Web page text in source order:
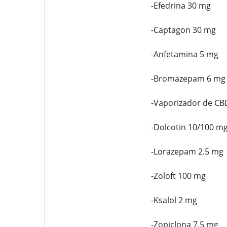
-Efedrina 30 mg
-Captagon 30 mg
-Anfetamina 5 mg
-Bromazepam 6 mg
-Vaporizador de
-Dolcotin 10/100
-Lorazepam 2.5 mg
-Zoloft 100 mg
-Ksalol 2 mg
-Zopiclona 7.5 mg